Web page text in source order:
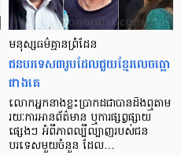
មនុស្ស​ធម៌​គ្មាន​ព្រំដែន
ជន​បរទេស​៣​រូប​ដែល​ជួយ​ខ្មែរ​លេច​ធ្លោ​
ជាង​គេ
លោកអ្នក​នាង​ខ្លះ​ប្រាកដ​ជា​បាន​​ដឹង​ឮ​តាម​
រយៈ​ការ​អាន​ព័ត៌មាន ឬ​ការ​ផ្សព្វផ្សាយ​
ផ្សេងៗ អំពី​ភាព​ល្បីល្បាញ​របស់​ជន​
បរទេស​មួយ​ចំនួន ដែល…